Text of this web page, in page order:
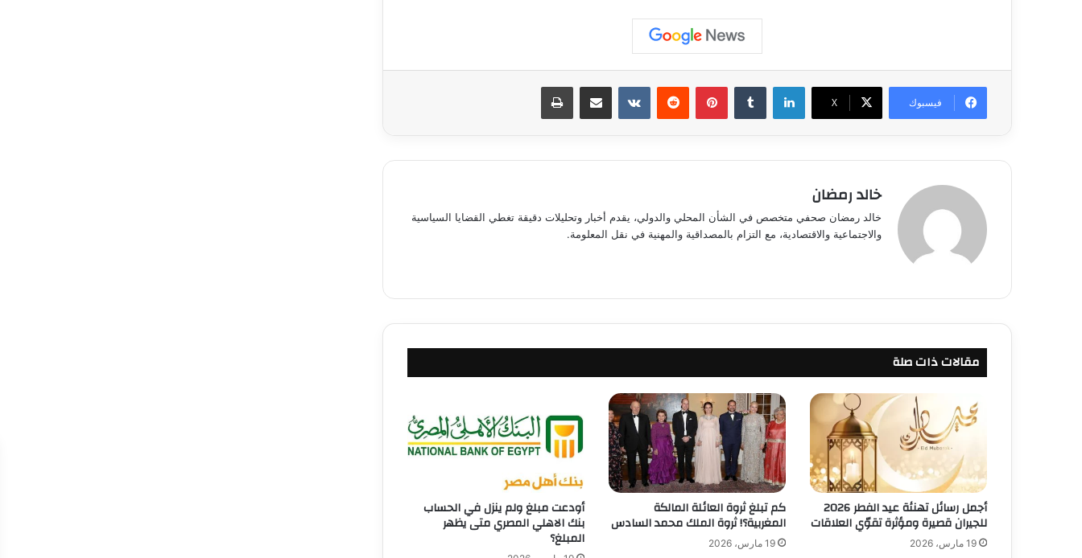
فيسبوك ‫X
لينكدإن بينتيريست مشاركة عبر البريد طباعة
خالد رمضان
خالد رمضان صحفي متخصص في الشأن المحلي والدولي، يقدم أخبار وتحليلات دقيقة تغطي القضايا السياسية
والاجتماعية والاقتصادية، مع التزام بالمصداقية والمهنية في نقل المعلومة.
مقالات ذات صلة
أجمل رسائل تهنئة عيد الفطر 2026
للجيران قصيرة ومؤثرة تقوّي العلاقات
19 مارس، 2026
كم تبلغ ثروة العائلة المالكة
المغربية؟! ثروة الملك محمد السادس
19 مارس، 2026
أودعت مبلغ ولم ينزل في الحساب
بنك الاهلي المصري متى يظهر
المبلغ؟